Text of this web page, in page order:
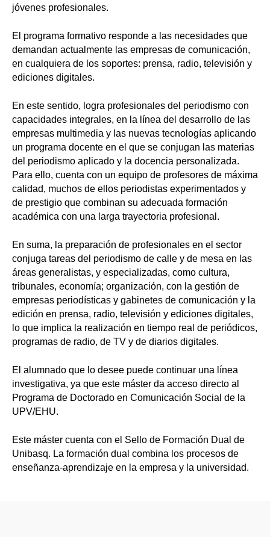
jóvenes profesionales.
El programa formativo responde a las necesidades que
demandan actualmente las empresas de comunicación,
en cualquiera de los soportes: prensa, radio, televisión y
ediciones digitales.
En este sentido, logra profesionales del periodismo con
capacidades integrales, en la línea del desarrollo de las
empresas multimedia y las nuevas tecnologías aplicando
un programa docente en el que se conjugan las materias
del periodismo aplicado y la docencia personalizada.
Para ello, cuenta con un equipo de profesores de máxima
calidad, muchos de ellos periodistas experimentados y
de prestigio que combinan su adecuada formación
académica con una larga trayectoria profesional.
En suma, la preparación de profesionales en el sector
conjuga tareas del periodismo de calle y de mesa en las
áreas generalistas, y especializadas, como cultura,
tribunales, economía; organización, con la gestión de
empresas periodísticas y gabinetes de comunicación y la
edición en prensa, radio, televisión y ediciones digitales,
lo que implica la realización en tiempo real de periódicos,
programas de radio, de TV y de diarios digitales.
El alumnado que lo desee puede continuar una línea
investigativa, ya que este máster da acceso directo al
Programa de Doctorado en Comunicación Social de la
UPV/EHU.
Este máster cuenta con el Sello de Formación Dual de
Unibasq. La formación dual combina los procesos de
enseñanza-aprendizaje en la empresa y la universidad.